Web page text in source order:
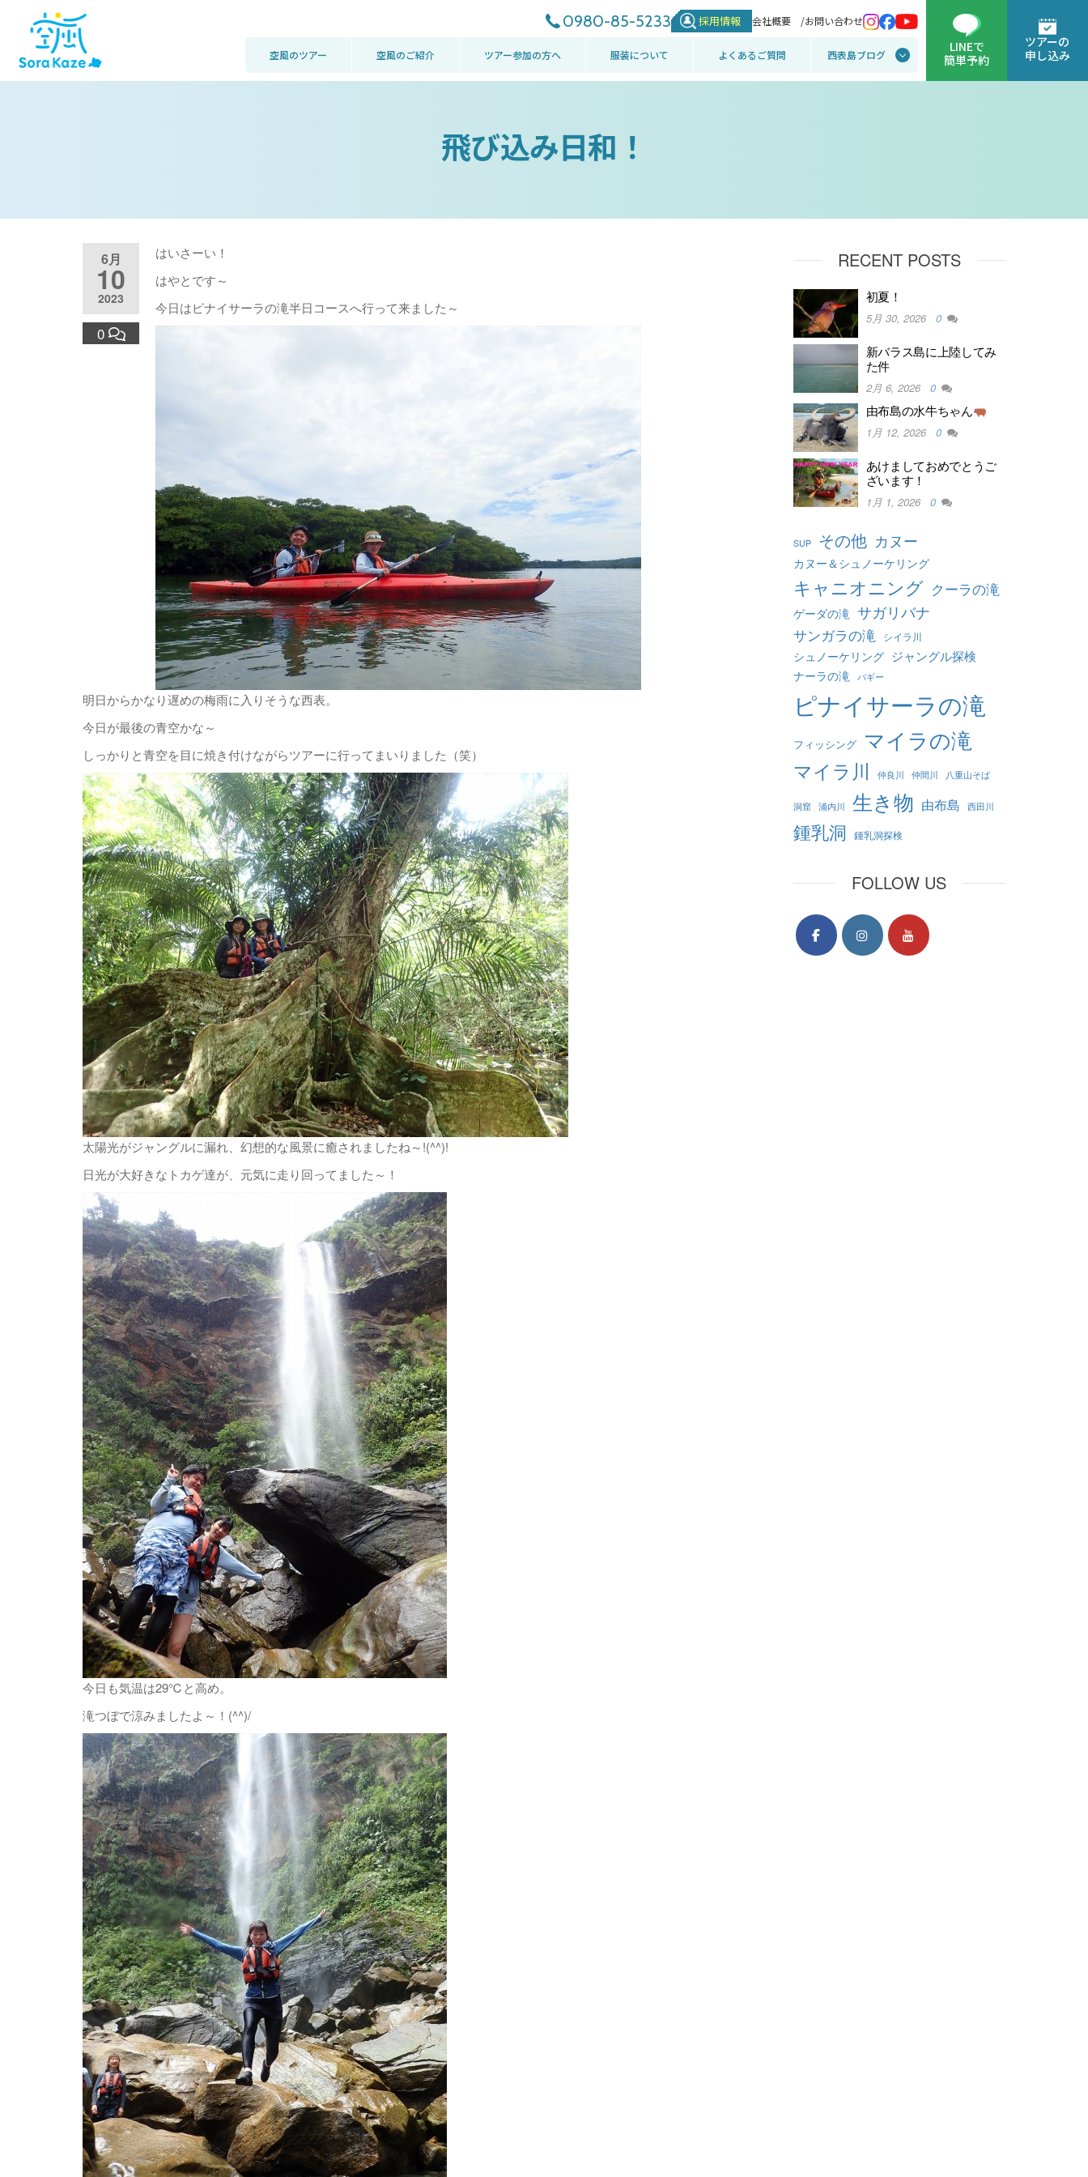
0980-85-5233 採用情報 会社概要 /お問い合わせ
空風のツアー 空風のご紹介 ツアー参加の方へ 服装について よくあるご質問 西表島ブログ
ツアーの
申し込み
LINEで
簡単予約
飛び込み日和！
6月
10
2023
0
はいさーい！
はやとです～
今日はピナイサーラの滝半日コースへ行って来ました～
明日からかなり遅めの梅雨に入りそうな西表。
今日が最後の青空かな～
しっかりと青空を目に焼き付けながらツアーに行ってまいりました（笑）
太陽光がジャングルに漏れ、幻想的な風景に癒されましたね～!(^^)!
日光が大好きなトカゲ達が、元気に走り回ってました～！
今日も気温は29℃と高め。
滝つぼで涼みましたよ～！(^^)/
RECENT POSTS
初夏！
5月 30, 2026 0
新バラス島に上陸してみ
た件
2月 6, 2026 0
由布島の水牛ちゃん
1月 12, 2026 0
あけましておめでとうご
ざいます！
1月 1, 2026 0
SUP その他 カヌー
カヌー＆シュノーケリング
キャニオニング クーラの滝
ゲーダの滝 サガリバナ
サンガラの滝
シイラ川
シュノーケリング ジャングル探検
ナーラの滝 バギー
ピナイサーラの滝
フィッシング マイラの滝
マイラ川 仲良川 仲間川 八重山そば
洞窟 浦内川 生き物 由布島 西田川
鍾乳洞 鍾乳洞探検
FOLLOW US